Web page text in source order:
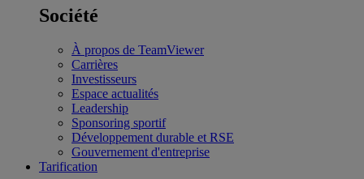
Société
À propos de TeamViewer
Carrières
Investisseurs
Espace actualités
Leadership
Sponsoring sportif
Développement durable et RSE
Gouvernement d'entreprise
Tarification